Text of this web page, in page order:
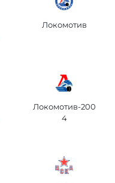
Локомотив
Локомотив-200
4